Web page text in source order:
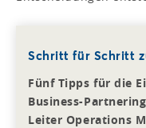
Schritt für Schritt
Fünf Tipps für die
Business-
Leiter Operations